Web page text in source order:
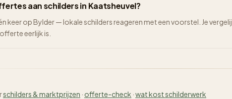
aan schilders in Kaatsheuvel?
keer op Bylder — lokale schilders reageren met een voorstel. Je
eerlijk is.
schilders & marktprijzen · offerte-check ·wat kost schilderwerk